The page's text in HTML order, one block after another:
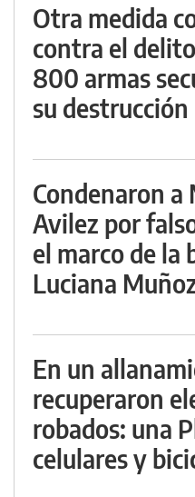
Otra medida
contra el
800 armas
su destrucción
Condenaron
Avilez por
el marco de la
Luciana
En un
recuperaron
robados: una
celulares y